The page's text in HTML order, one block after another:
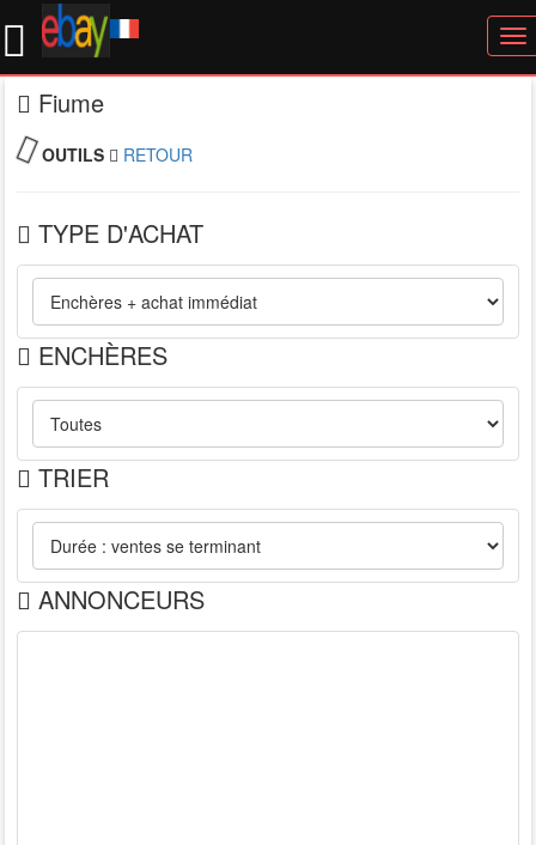
Fiume
OUTILS RETOUR
TYPE D'ACHAT
ENCHÈRES
TRIER
ANNONCEURS